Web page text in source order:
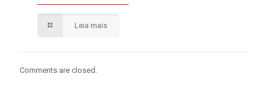
Leia mais
Comments are closed.